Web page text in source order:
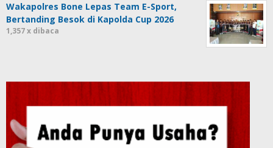
Wakapolres Bone Lepas Team E-Sport,
Bertanding Besok di Kapolda Cup 2026
1,357 x dibaca